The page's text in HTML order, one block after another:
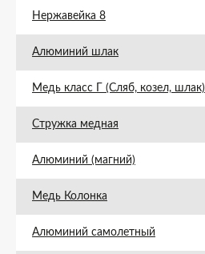
Нержавейка 8
Алюминий шлак
Медь класс Г (Сляб, козел, шлак)
Стружка медная
Алюминий (магний)
Медь Колонка
Алюминий самолетный